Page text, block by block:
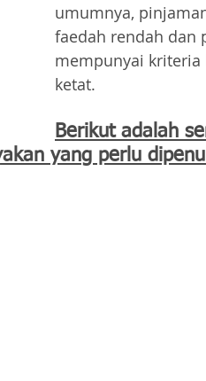
umumnya,
faedah rendah dan
mempunyai kriteria
ketat.
Berikut adalah
yang perlu